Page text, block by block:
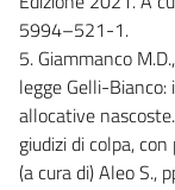
5994–521-1.
5. Giammanco
legge Gelli-
allocative
giudizi di colpa,
(a cura di) Aleo S.,